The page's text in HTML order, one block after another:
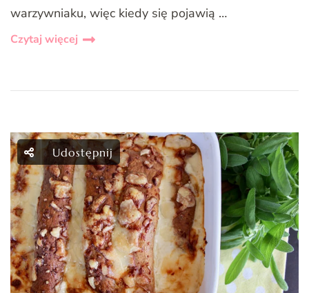
warzywniaku, więc kiedy się pojawią …
Czytaj więcej
Udostępnij